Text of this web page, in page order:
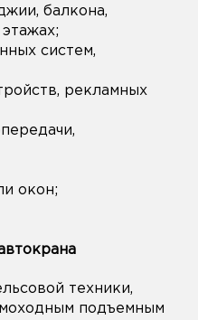
балкона,
систем,
рекламных
окон;
техники,
подъемным